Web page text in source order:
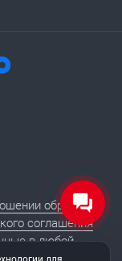
обработки
соглашения
в любой